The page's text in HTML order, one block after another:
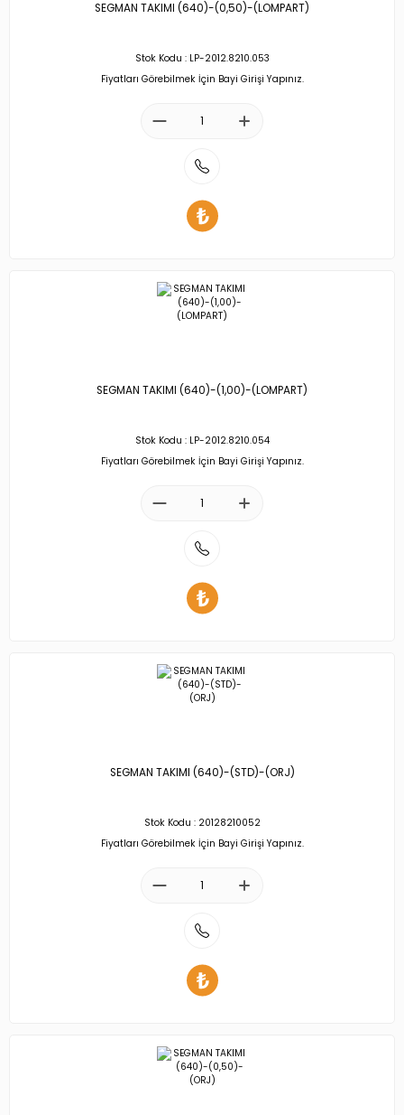
SEGMAN TAKIMI (640)-(0,50)-(LOMPART)
Stok Kodu : LP-2012.8210.053
Fiyatları Görebilmek İçin Bayi Girişi Yapınız.
SEGMAN TAKIMI (640)-(1,00)-(LOMPART)
Stok Kodu : LP-2012.8210.054
Fiyatları Görebilmek İçin Bayi Girişi Yapınız.
SEGMAN TAKIMI (640)-(STD)-(ORJ)
Stok Kodu : 20128210052
Fiyatları Görebilmek İçin Bayi Girişi Yapınız.